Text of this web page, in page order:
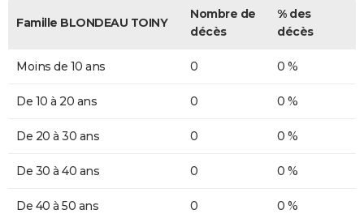
Famille BLONDEAU TOINY
Nombre de
décès
% des
décès
Moins de 10 ans 0 0 %
De 10 à 20 ans 0 0 %
De 20 à 30 ans 0 0 %
De 30 à 40 ans 0 0 %
De 40 à 50 ans 0 0 %